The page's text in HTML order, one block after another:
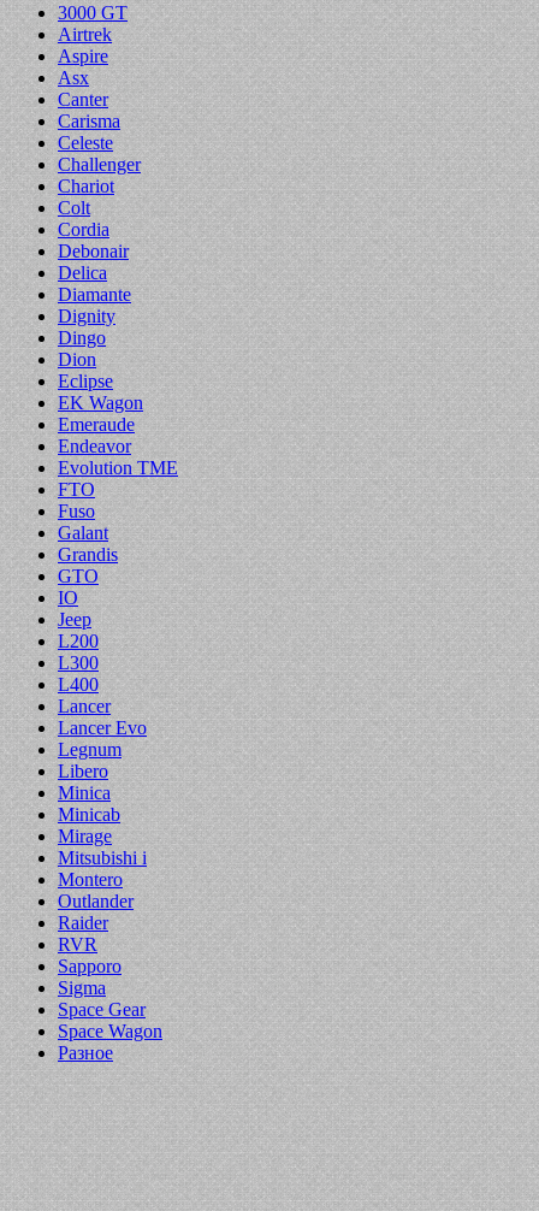
3000 GT
Airtrek
Aspire
Asx
Canter
Carisma
Celeste
Challenger
Chariot
Colt
Cordia
Debonair
Delica
Diamante
Dignity
Dingo
Dion
Eclipse
EK Wagon
Emeraude
Endeavor
Evolution TME
FTO
Fuso
Galant
Grandis
GTO
IO
Jeep
L200
L300
L400
Lancer
Lancer Evo
Legnum
Libero
Minica
Minicab
Mirage
Mitsubishi i
Montero
Outlander
Raider
RVR
Sapporo
Sigma
Space Gear
Space Wagon
Разное